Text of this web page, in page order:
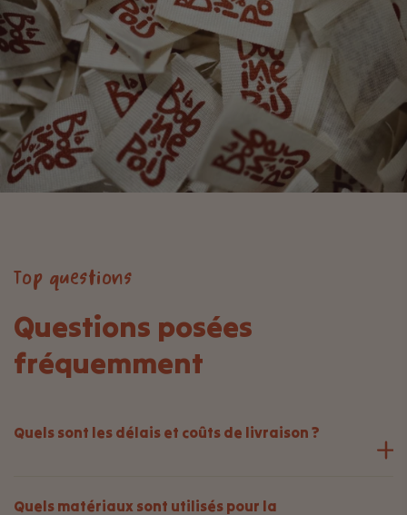
Top questions
Questions posées
fréquemment
Quels sont les délais et coûts de livraison ?
Quels matériaux sont utilisés pour la